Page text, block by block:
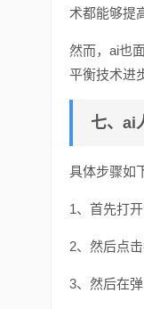
术都能够提
然而，ai也
平衡技术进
七、ai
具体步骤如
1、首先打
2、然后点
3、然后在弹